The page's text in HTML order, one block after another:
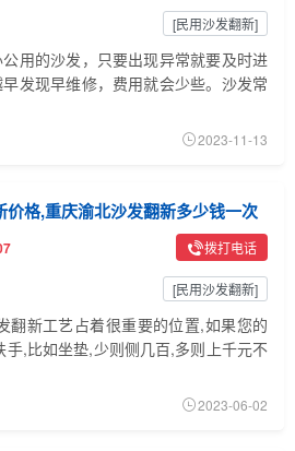
[民用沙发翻新]
用的沙发，只要出现异常就要及时进
发现早维修，费用就会少些。沙发常
2023-11-13
价格,重庆渝北沙发翻新多少钱一次
拨打电话
[民用沙发翻新]
翻新工艺占着很重要的位置,如果您的
,比如坐垫,少则侧几百,多则上千元不
2023-06-02